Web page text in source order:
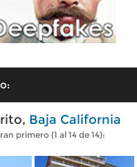
Baja California
primero (1 al 14 de 14):